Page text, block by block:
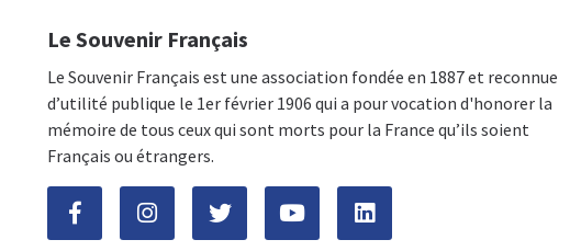
Le Souvenir Français
Le Souvenir Français est une association fondée en 1887 et reconnue
d’utilité publique le 1er février 1906 qui a pour vocation d'honorer la
mémoire de tous ceux qui sont morts pour la France qu’ils soient
Français ou étrangers.